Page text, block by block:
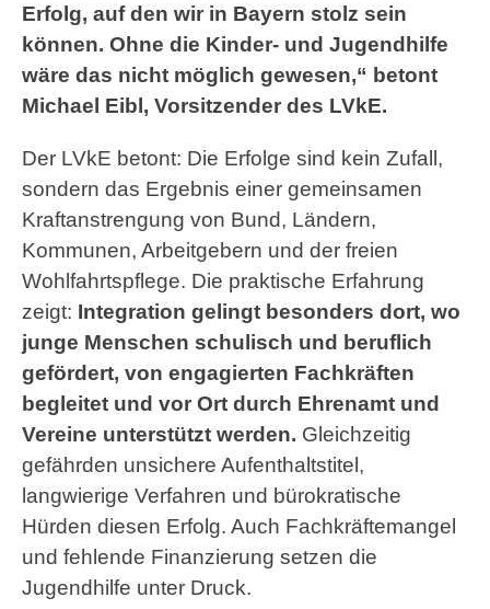
Erfolg, auf den wir in Bayern stolz sein
können. Ohne die Kinder- und Jugendhilfe
wäre das nicht möglich gewesen,“ betont
Michael Eibl, Vorsitzender des LVkE.
Der LVkE betont: Die Erfolge sind kein Zufall,
sondern das Ergebnis einer gemeinsamen
Kraftanstrengung von Bund, Ländern,
Kommunen, Arbeitgebern und der freien
Wohlfahrtspflege. Die praktische Erfahrung
zeigt: Integration gelingt besonders dort, wo
junge Menschen schulisch und beruflich
gefördert, von engagierten Fachkräften
begleitet und vor Ort durch Ehrenamt und
Vereine unterstützt werden. Gleichzeitig
gefährden unsichere Aufenthaltstitel,
langwierige Verfahren und bürokratische
Hürden diesen Erfolg. Auch Fachkräftemangel
und fehlende Finanzierung setzen die
Jugendhilfe unter Druck.